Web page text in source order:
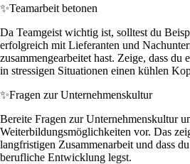
✨Teamarbeit betonen
Da Teamgeist wichtig ist, solltest du
erfolgreich mit Lieferanten und
zusammengearbeitet hast. Zeige, dass du
in stressigen Situationen einen kühlen
✨Fragen zur Unternehmenskultur
Bereite Fragen zur Unternehmenskultur
Weiterbildungsmöglichkeiten vor. Das
langfristigen Zusammenarbeit und dass
berufliche Entwicklung legst.